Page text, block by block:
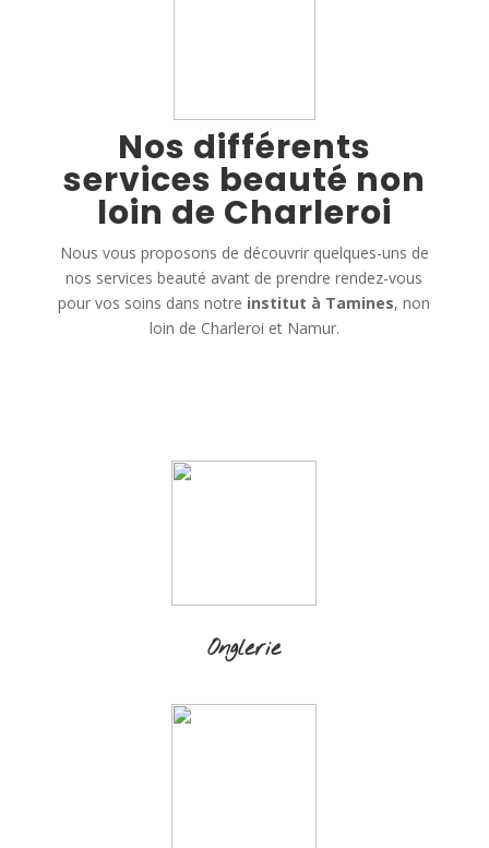
Nos différents
services beauté non
loin de Charleroi
Nous vous proposons de découvrir quelques-uns de
nos services beauté avant de prendre rendez-vous
pour vos soins dans notre institut à Tamines, non
loin de Charleroi et Namur.
Onglerie